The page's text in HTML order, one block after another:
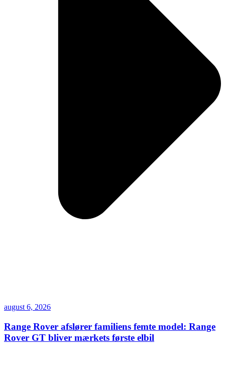
august 6, 2026
Range Rover afslører familiens femte model: Range
Rover GT bliver mærkets første elbil